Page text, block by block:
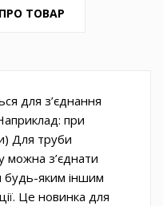
ТОВАР
для з’єднання
при
Для труби
можна з’єднати
будь-яким іншим
Це новинка для